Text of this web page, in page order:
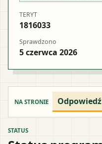
TERYT
1816033
Sprawdzono
5 czerwca 2026
NA STRONIE Odpowiedź
STATUS